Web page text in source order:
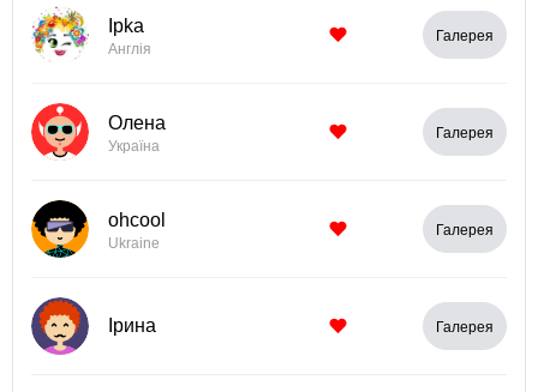
Iрka
Англія
Галерея
Олена
Україна
Галерея
ohcool
Ukraine
Галерея
Ірина Галерея